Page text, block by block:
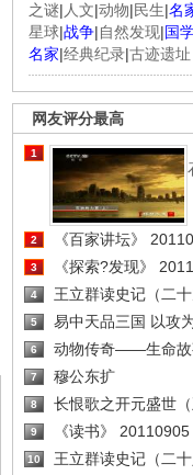
之谜| 人文|动物|民生|名
星球|战争|自然发现|国
名家|经典纪录|古迹遗址
网友评分最高
1
2 《百家讲坛》
3 《探索?发现》
4 王立群读史记（二
5 易中天品三国 以攻
6 动物传奇——生命
7 穆公东扩
8 长恨歌之开元盛世
9 《读书》 20110905
10 王立群读史记（二